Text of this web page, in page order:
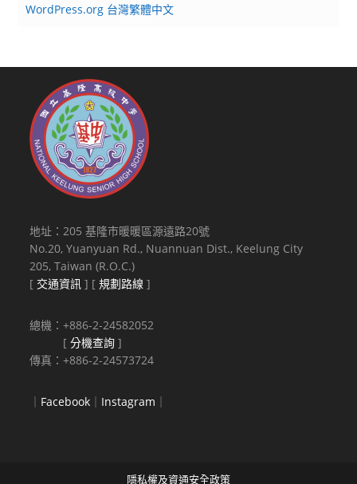
WordPress.org 台灣繁體中文
地址：205 基隆市暖暖區源遠路20號
No.20, Yuanyuan Rd., Nuannuan Dist., Keelung City
205, Taiwan (R.O.C.)
[ 交通資訊 ] [規劃路線 ]
總機：+886-2-24582052
[分機查詢 ]
傳真：+886-2-24573724
｜ Facebook ｜ Instagram ｜
隱私權及資通安全政策